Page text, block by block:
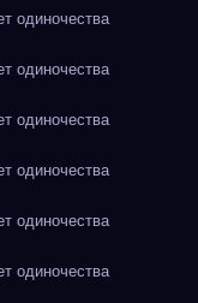
одиночества
одиночества
одиночества
одиночества
одиночества
одиночества